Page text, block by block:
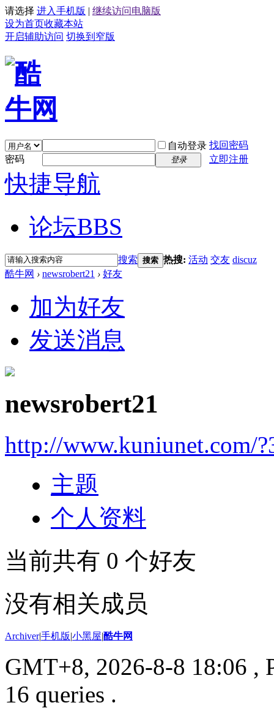
请选择 进入手机版 | 继续访问电脑版
设为首页收藏本站
开启辅助访问 切换到窄版
自动登录 找回密码
密码
登录 立即注册
快捷导航
论坛BBS
搜索 搜索 热搜: 活动 交友 discuz
酷牛网 › newsrobert21 › 好友
加为好友
发送消息
newsrobert21
http://www.kuniunet.com/
主题
个人资料
当前共有 0 个好友
没有相关成员
Archiver|手机版|小黑屋|酷牛网
GMT+8, 2026-8-8 18:06 ,
16 queries .